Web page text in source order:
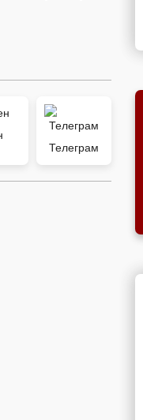
Телеграм